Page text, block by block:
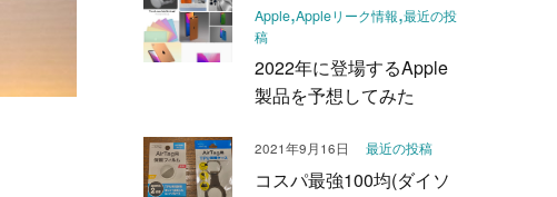
Apple Appleリーク情報 最近の投
稿
2022年に登場するApple
製品を予想してみた
最近の投稿
コスパ最強100均(ダイソ
2021年9月16日